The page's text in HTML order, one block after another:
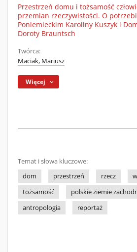
Przestrzeń domu i tożsamość
przemian rzeczywistości. O
Poniemieckim Karoliny Kuszyk i
Doroty Brauntsch
Twórca:
Maciak, Mariusz
Więcej
Temat i słowa kluczowe:
dom
przestrzeń rzecz
tożsamość
polskie ziemie
antropologia
reportaż